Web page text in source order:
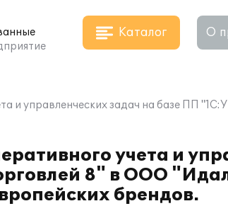
Каталог О
и управленческих задач на базе ПП
учета и
8" в ООО
брендов.